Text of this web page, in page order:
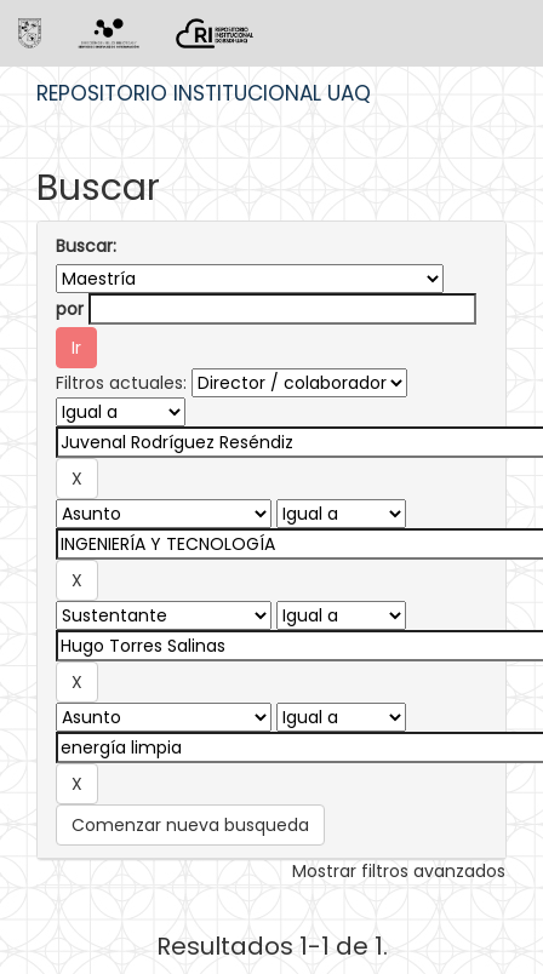
REPOSITORIO INSTITUCIONAL UAQ
Buscar
Buscar:
por
Filtros actuales:
Comenzar nueva busqueda
Mostrar filtros avanzados
Resultados 1-1 de 1.